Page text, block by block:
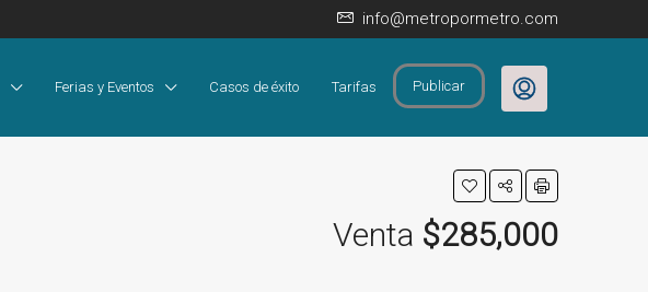
info@metropormetro.com
Ferias y Eventos Casos de éxito Tarifas Publicar
Venta $285,000